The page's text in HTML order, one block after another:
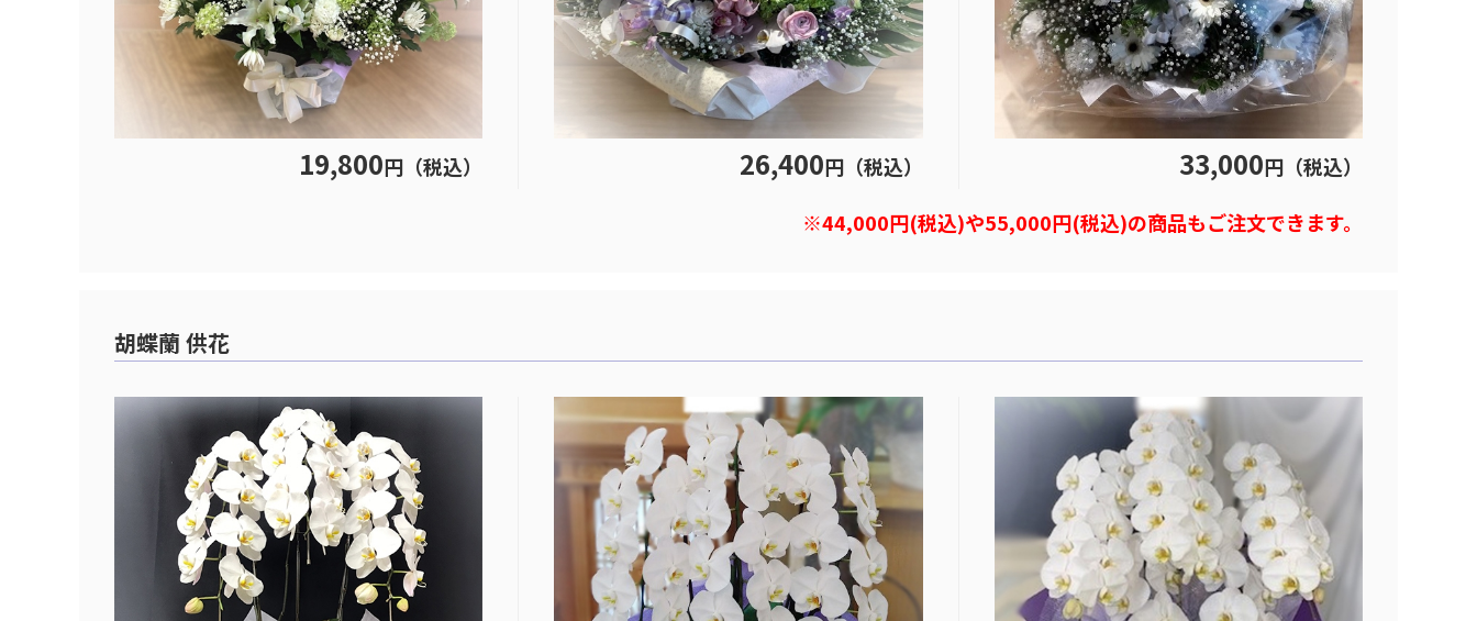
19,800円（税込） 26,400円（税込） 33,000円（税込）
※44,000円(税込)や55,000円(税込)の商品もご注文できます。
胡蝶蘭 供花